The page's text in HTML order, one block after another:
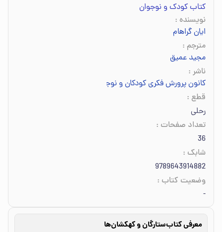
کتاب کودک و نوجوان
نویسنده :
ایان گراهام
مترجم :
مجید عمیق
ناشر :
کانون پرورش فکری کودکان و نوجوانان
قطع :
رحلی
تعداد صفحات :
36
شابک :
9789643914882
وضعیت کتاب :
-
معرفی کتابستارگان و کهکشان‌ها